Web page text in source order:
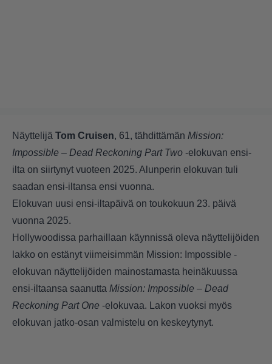
Näyttelijä Tom Cruisen, 61, tähdittämän Mission:
Impossible – Dead Reckoning Part Two -elokuvan ensi-
ilta on siirtynyt vuoteen 2025. Alunperin elokuvan tuli
saadan ensi-iltansa ensi vuonna.
Elokuvan uusi ensi-iltapäivä on toukokuun 23. päivä
vuonna 2025.
Hollywoodissa parhaillaan käynnissä oleva näyttelijöiden
lakko on estänyt viimeisimmän Mission: Impossible -
elokuvan näyttelijöiden mainostamasta heinäkuussa
ensi-iltaansa saanutta Mission: Impossible – Dead
Reckoning Part One -elokuvaa. Lakon vuoksi myös
elokuvan jatko-osan valmistelu on keskeytynyt.